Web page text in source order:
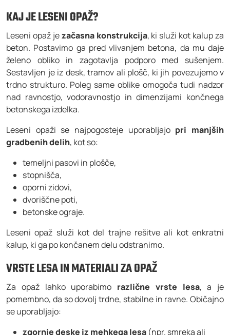
KAJ JE LESENI OPAŽ?
Leseni opaž jezačasna konstrukcija, ki služi kot kalup za
beton. Postavimo ga pred vlivanjem betona, da mu daje
želeno obliko in zagotavlja podporo med sušenjem.
Sestavljen je iz desk, tramov ali plošč, ki jih povezujemo v
trdno strukturo. Poleg same oblike omogoča tudi nadzor
nad ravnostjo, vodoravnostjo in dimenzijami končnega
betonskega izdelka.
Leseni opaži se najpogosteje uporabljajo pri manjših
gradbenih delih, kot so:
temeljni pasovi in plošče,
stopnišča,
oporni zidovi,
dvoriščne poti,
betonske ograje.
Leseni opaž služi kot del trajne rešitve ali kot enkratni
kalup, ki ga po končanem delu odstranimo.
VRSTE LESA IN MATERIALI ZA OPAŽ
Za opaž lahko uporabimo različne vrste lesa, a je
pomembno, da so dovolj trdne, stabilne in ravne. Običajno
se uporabljajo:
zgornje deske iz mehkega lesa (npr. smreka ali